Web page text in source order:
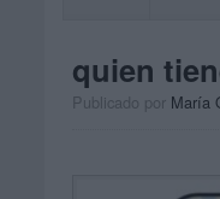
quien
Publicado por María